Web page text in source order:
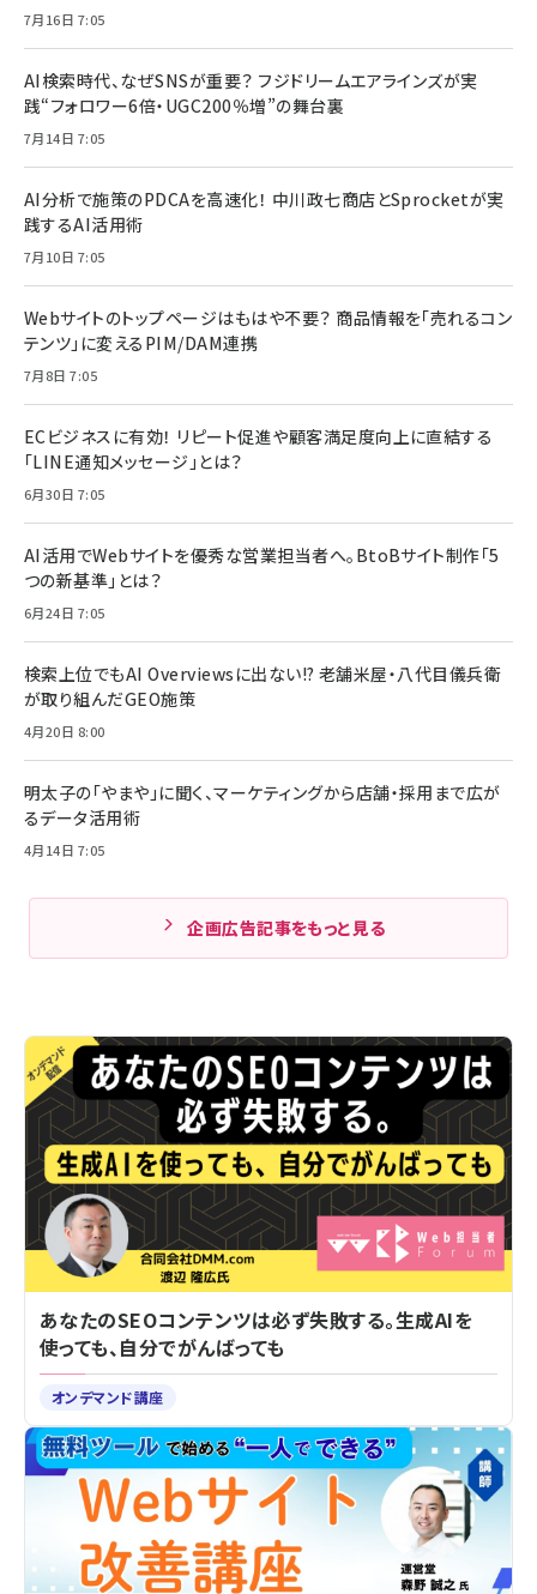
7月16日 7:05
AI検索時代、なぜSNSが重要？ フジドリームエアラインズが実
践“フォロワー6倍・UGC200％増”の舞台裏
7月14日 7:05
AI分析で施策のPDCAを高速化！ 中川政七商店とSprocketが実
践するAI活用術
7月10日 7:05
Webサイトのトップページはもはや不要？ 商品情報を「売れるコン
テンツ」に変えるPIM/DAM連携
7月8日 7:05
ECビジネスに有効！ リピート促進や顧客満足度向上に直結する
「LINE通知メッセージ」とは？
6月30日 7:05
AI活用でWebサイトを優秀な営業担当者へ。BtoBサイト制作「5
つの新基準」とは？
6月24日 7:05
検索上位でもAI Overviewsに出ない!? 老舗米屋・八代目儀兵衛
が取り組んだGEO施策
4月20日 8:00
明太子の「やまや」に聞く、マーケティングから店舗・採用まで広が
るデータ活用術
4月14日 7:05
企画広告記事をもっと見る
あなたのSEOコンテンツは必ず失敗する。生成AIを
使っても、自分でがんばっても
オンデマンド講座